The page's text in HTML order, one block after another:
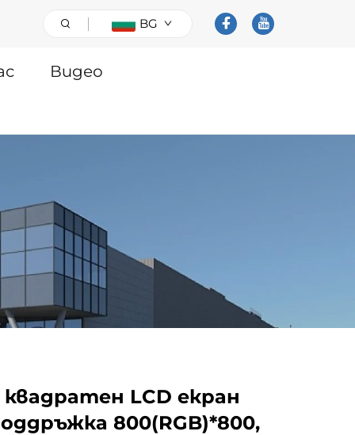
BG
Видео
квадратен LCD екран
800(RGB)*800,